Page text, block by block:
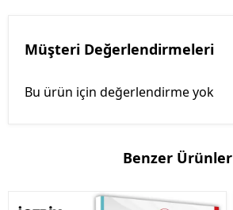
Müşteri Değerlendirmeleri
Bu ürün için değerlendirme yok
Benzer Ürünler